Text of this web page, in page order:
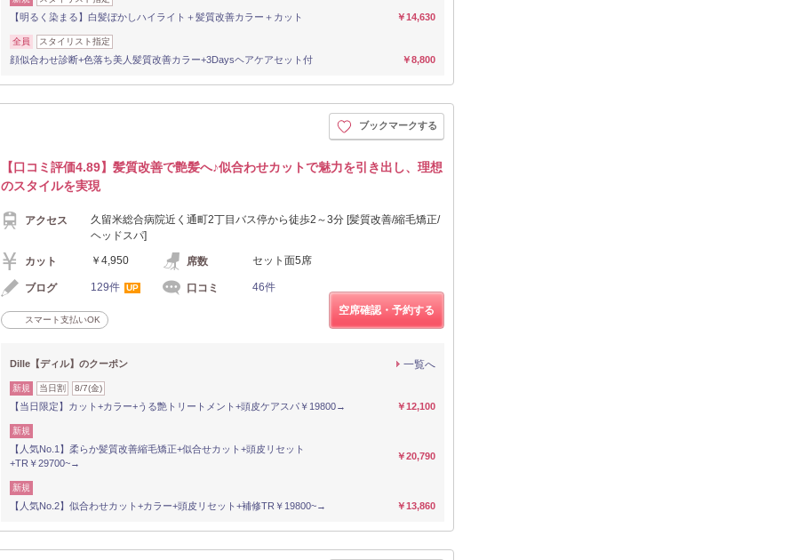
【明るく染まる】白髪ぼかしハイライト＋髪質改善カラー＋カット ￥14,630
全員 スタイリスト指定
顔似合わせ診断+色落ち美人髪質改善カラー+3Daysヘアケアセット付 ￥8,800
ブックマークする
【口コミ評価4.89】髪質改善で艶髪へ♪似合わせカットで魅力を引き出し、理想
のスタイルを実現
アクセス
久留米総合病院近く通町2丁目バス停から徒歩2～3分 [髪質改善/縮毛矯正/
ヘッドスパ]
カット ￥4,950 席数 セット面5席
ブログ 129件 UP 口コミ 46件
スマート支払いOK
空席確認・予約する
Dille【ディル】のクーポン 一覧へ
新規 当日割 8/7(金)
【当日限定】カット+カラー+うる艶トリートメント+頭皮ケアスパ￥19800→ ￥12,100
新規
【人気No.1】柔らか髪質改善縮毛矯正+似合せカット+頭皮リセット
+TR￥29700~→
￥20,790
新規
【人気No.2】似合わせカット+カラー+頭皮リセット+補修TR￥19800~→ ￥13,860